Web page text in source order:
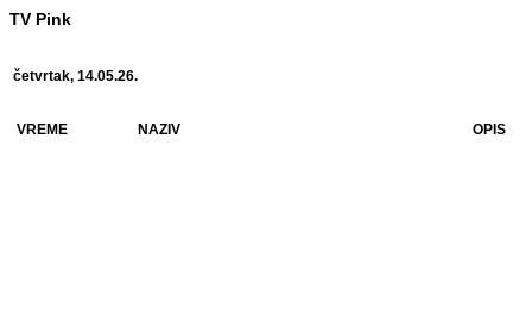
TV Pink
četvrtak, 14.05.26.
VREME NAZIV OPIS